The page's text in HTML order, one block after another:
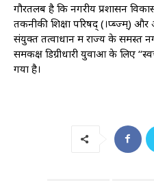
गौरतलब है कि नगरीय प्रशासन
तकनीकी शिक्षा परिषद् (।प्ब्ज्म्)
संयुक्त तत्वाधान में राज्य के समस्त
समकक्ष डिग्रीधारी युवाओं के लिए
गया है।